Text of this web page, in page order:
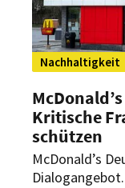
Nachhaltigkeit
Kritische
schützen
McDonald’s